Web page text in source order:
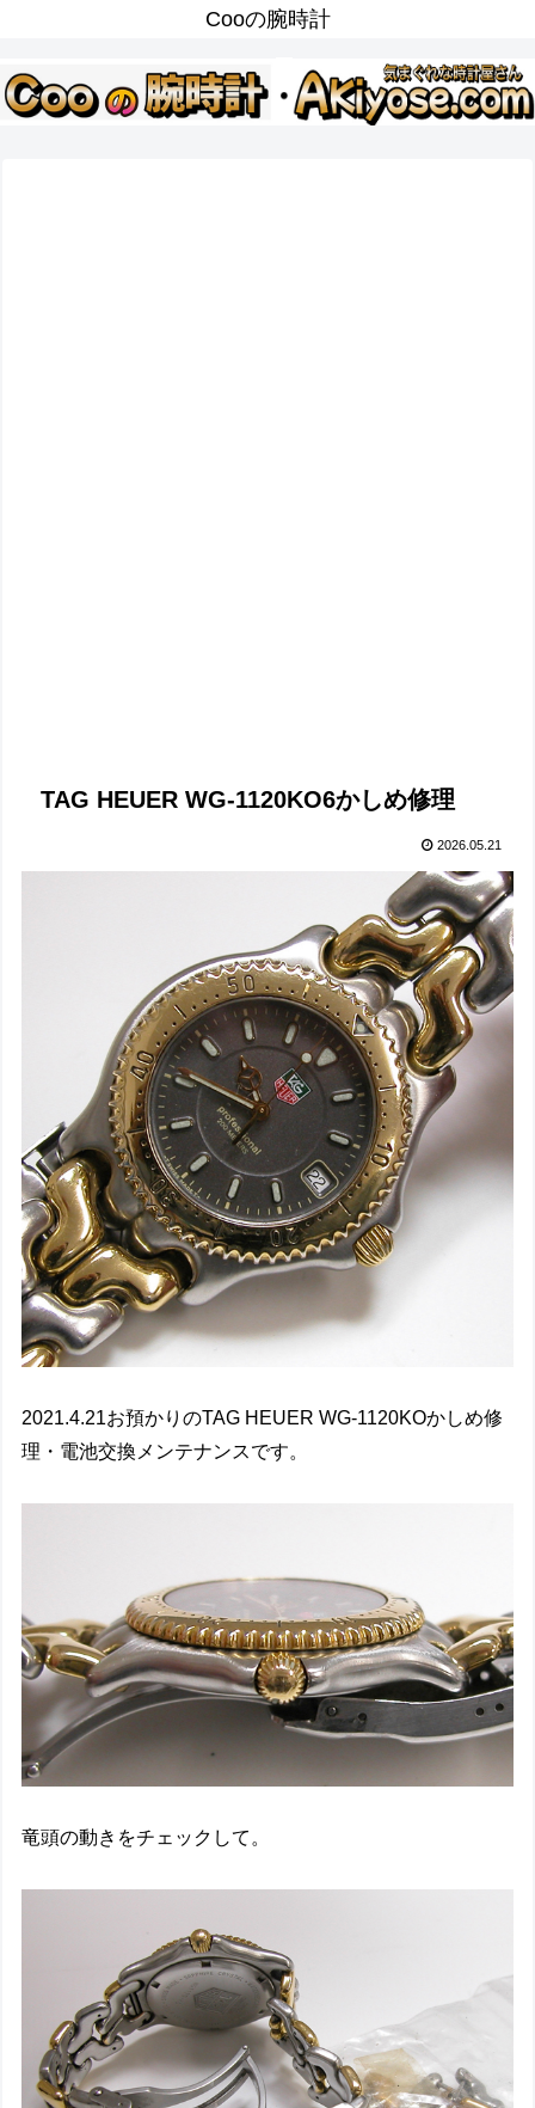
Cooの腕時計
TAG HEUER WG-1120KO6かしめ修理
2026.05.21
2021.4.21お預かりのTAG HEUER WG-1120KOかしめ修
理・電池交換メンテナンスです。
竜頭の動きをチェックして。